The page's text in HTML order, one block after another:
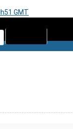
GMT